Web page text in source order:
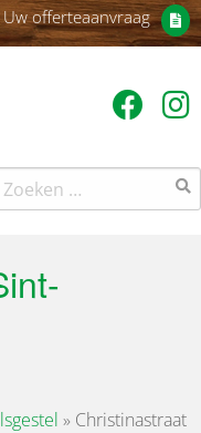
Uw offerteaanvraag
Zoeken
» Christinastraat